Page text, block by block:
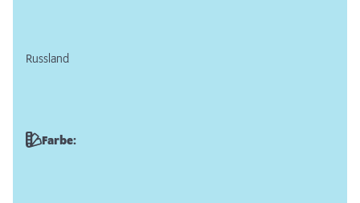
Russland
Farbe: